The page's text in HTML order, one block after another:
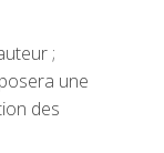
;
une
des